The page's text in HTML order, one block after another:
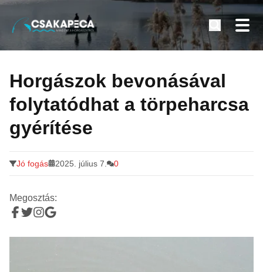
tartalomra
Minden a horgászatról
Horgászok bevonásával
folytatódhat a törpeharcsa
gyérítése
Jó fogás 2025. július 7. 0
Megosztás: